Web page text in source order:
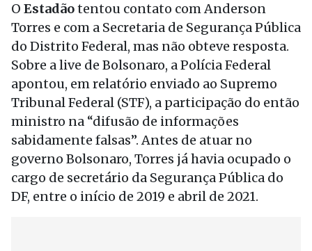
O Estadãotentou contato com Anderson
Torres e com a Secretaria de Segurança Pública
do Distrito Federal, mas não obteve resposta.
Sobre a live de Bolsonaro, a Polícia Federal
apontou, em relatório enviado ao Supremo
Tribunal Federal (STF), a participação do então
ministro na “difusão de informações
sabidamente falsas”. Antes de atuar no
governo Bolsonaro, Torres já havia ocupado o
cargo de secretário da Segurança Pública do
DF, entre o início de 2019 e abril de 2021.